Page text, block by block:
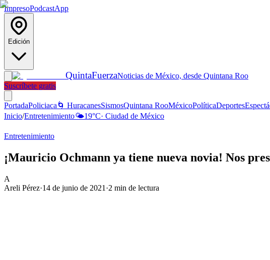
ImpresoPodcastApp
Edición
QuintaFuerzaNoticias de México, desde Quintana Roo
Suscríbete gratis
PortadaPoliciaca 🌀 HuracanesSismosQuintana RooMéxicoPolíticaDeportes
Inicio/Entretenimiento🌤️19°C· Ciudad de México
Entretenimiento
¡Mauricio Ochmann ya tiene nueva novia! Nos
A
Areli Pérez·14 de junio de 2021 ·2 min de lectura